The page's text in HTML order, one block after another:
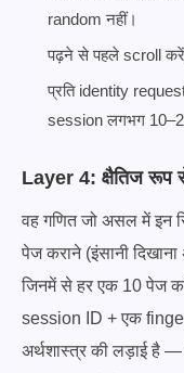
random नहीं।
पढ़ने से पहले scroll
प्रति identity
session लगभग
Layer 4: क्षैतिज रूप
वह गणित जो असल में इन
पेज कराने (इंसानी
जिनमें से हर एक 10 पेज
session ID + एक
अर्थशास्त्र की लड़ाई है